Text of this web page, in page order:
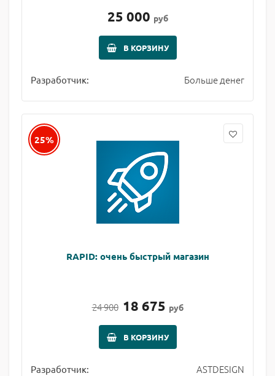
25 000 руб
В КОРЗИНУ
Разработчик: Больше денег
25%
RAPID: очень быстрый магазин
24 900 18 675 руб
В КОРЗИНУ
Разработчик: ASTDESIGN